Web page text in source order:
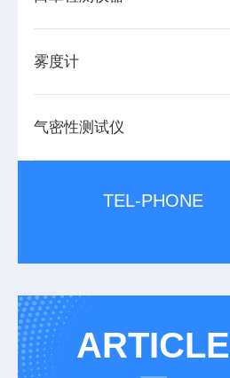
雾度计
气密性测试仪
TEL-PHONE
ARTICLE